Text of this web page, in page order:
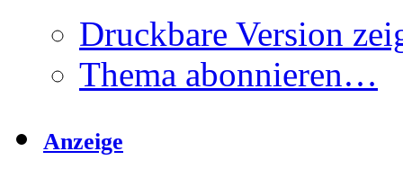
Druckbare Version
Thema abonnieren…
Anzeige